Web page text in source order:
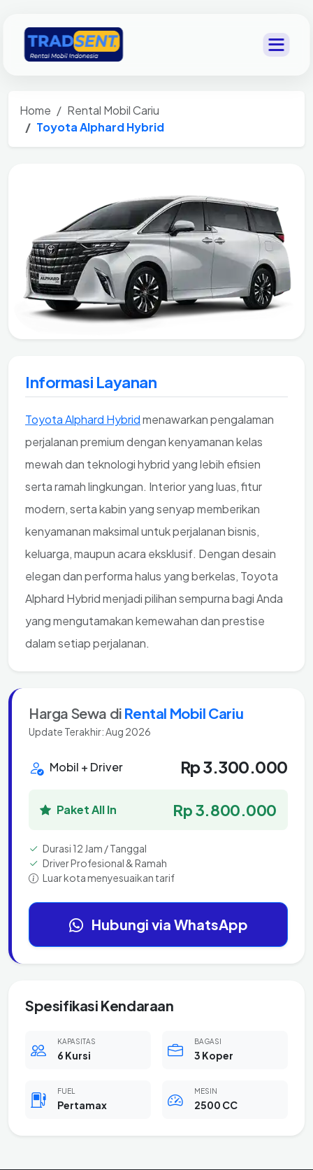
Home
Rental Mobil Cariu
Toyota Alphard Hybrid
Informasi Layanan
Toyota Alphard Hybridmenawarkan pengalaman
perjalanan premium dengan kenyamanan kelas
mewah dan teknologi hybrid yang lebih efisien
serta ramah lingkungan. Interior yang luas, fitur
modern, serta kabin yang senyap memberikan
kenyamanan maksimal untuk perjalanan bisnis,
keluarga, maupun acara eksklusif. Dengan desain
elegan dan performa halus yang berkelas, Toyota
Alphard Hybrid menjadi pilihan sempurna bagi Anda
yang mengutamakan kemewahan dan prestise
dalam setiap perjalanan.
Harga Sewa di Rental Mobil Cariu
Update Terakhir: Aug 2026
Mobil + Driver Rp 3.300.000
Paket All In Rp 3.800.000
Durasi 12 Jam / Tanggal
Driver Profesional & Ramah
Luar kota menyesuaikan tarif
Hubungi via WhatsApp
Spesifikasi Kendaraan
KAPASITAS
6 Kursi
BAGASI
3 Koper
FUEL
Pertamax
MESIN
2500 CC